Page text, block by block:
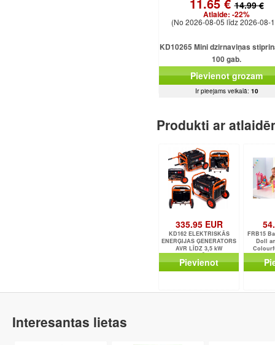
14.99 €
Atlaide: -22%
(No 2026-08-05 līdz 2026-08-
KD10265 Mini dzirnaviņas
100 gab.
Pievienot grozam
Ir pieejams veikalā: 10
Produkti ar
335.95 EUR
KD162 ELEKTRISKĀS
ENERĢIJAS ĢENERATORS
AVR LĪDZ 3,5 kW
ELEKTRISKĀ STARTA
Pievienot
FRB15
Doll
Interesantas lietas